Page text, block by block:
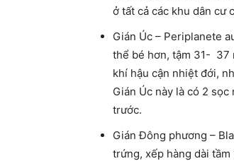
ở tất cả các khu dân cư
Gián Úc – Periplanete
thể bé hơn, tậm 31- 37
khí hậu cận nhiệt đới,
Gián Úc này là có 2
trước.
Gián Đông phương –
trứng, xếp hàng dài tầm